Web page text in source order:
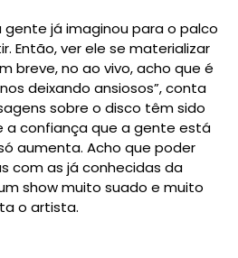
gente já imaginou para o palco
Então, ver ele se materializar
breve, no ao vivo, acho que é
deixando ansiosos”, conta
sobre o disco têm sido
a confiança que a gente está
aumenta. Acho que poder
com as já conhecidas da
show muito suado e muito
o artista.